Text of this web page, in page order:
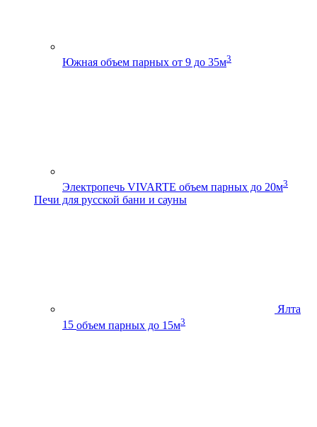
Южная объем парных от 9 до 35м3
Электропечь VIVARTE объем парных до 20м3
Печи для русской бани и сауны
Ялта
15 объем парных до 15м3